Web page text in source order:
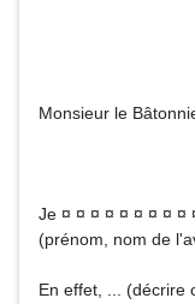
Monsieur le
Je ¤ ¤ ¤ ¤ ¤ ¤ ¤ ¤ ¤
(prénom, nom de
En effet, ... (décrire